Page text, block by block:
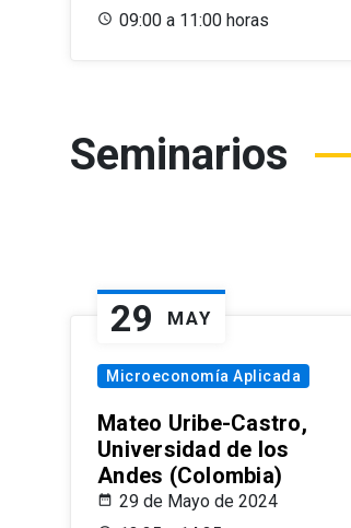
09:00 a 11:00 horas
Seminarios
29 MAY
Microeconomía Aplicada
Mateo Uribe-Castro,
Universidad de los
Andes (Colombia)
29 de Mayo de 2024